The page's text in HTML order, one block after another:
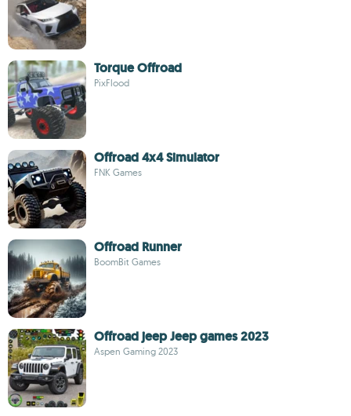
Torque Offroad
PixFlood
Offroad 4x4 Simulator
FNK Games
Offroad Runner
BoomBit Games
Offroad jeep Jeep games 2023
Aspen Gaming 2023